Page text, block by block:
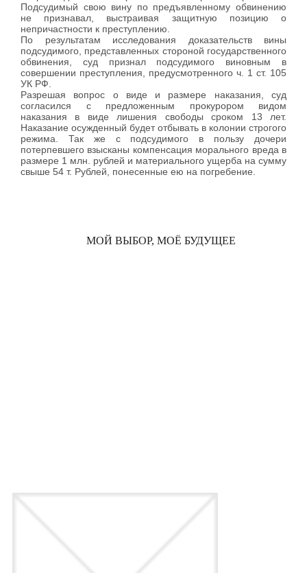
Подсудимый свою вину по предъявленному обвинению
не признавал, выстраивая защитную позицию о
непричастности к преступлению.
По результатам исследования доказательств вины
подсудимого, представленных стороной государственного
обвинения, суд признал подсудимого виновным в
совершении преступления, предусмотренного ч. 1 ст. 105
УК РФ.
Разрешая вопрос о виде и размере наказания, суд
согласился с предложенным прокурором видом
наказания в виде лишения свободы сроком 13 лет.
Наказание осужденный будет отбывать в колонии строгого
режима. Так же с подсудимого в пользу дочери
потерпевшего взысканы компенсация морального вреда в
размере 1 млн. рублей и материального ущерба на сумму
свыше 54 т. Рублей, понесенные ею на погребение.
МОЙ ВЫБОР, МОЁ БУДУЩЕЕ